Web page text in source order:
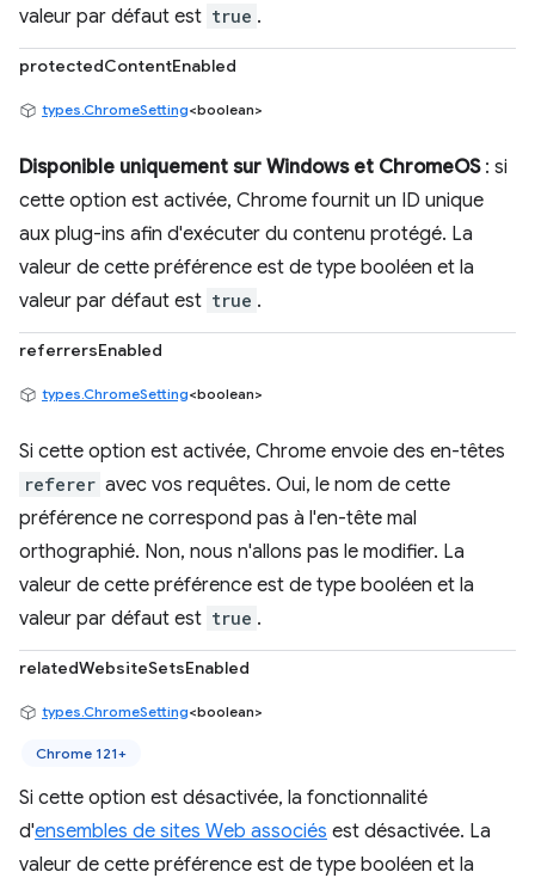
valeur par défaut est true .
protectedContentEnabled
types.ChromeSetting<boolean>
Disponible uniquement sur Windows et ChromeOS: si
cette option est activée, Chrome fournit un ID unique
aux plug-ins afin d'exécuter du contenu protégé. La
valeur de cette préférence est de type booléen et la
valeur par défaut est true .
referrersEnabled
types.ChromeSetting<boolean>
Si cette option est activée, Chrome envoie des en-têtes
referer avec vos requêtes. Oui, le nom de cette
préférence ne correspond pas à l'en-tête mal
orthographié. Non, nous n'allons pas le modifier. La
valeur de cette préférence est de type booléen et la
valeur par défaut est true .
relatedWebsiteSetsEnabled
types.ChromeSetting<boolean>
Chrome 121+
Si cette option est désactivée, la fonctionnalité
d'ensembles de sites Web associés est désactivée. La
valeur de cette préférence est de type booléen et la